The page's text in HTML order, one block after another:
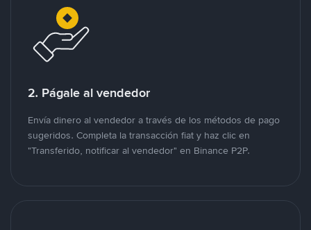
2. Págale al vendedor
Envía dinero al vendedor a través de los métodos de pago
sugeridos. Completa la transacción fiat y haz clic en
"Transferido, notificar al vendedor" en Binance P2P.